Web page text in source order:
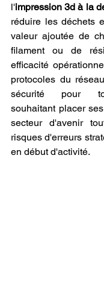
l'impression 3d à la
réduire les déchets
valeur ajoutée de
filament ou de
efficacité
protocoles du
sécurité pour
souhaitant placer
secteur d'avenir
risques d'erreurs
en début d'activité.